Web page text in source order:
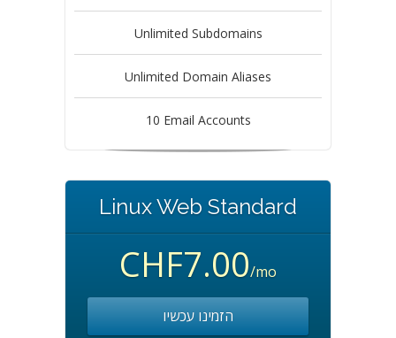
Unlimited Subdomains
Unlimited Domain Aliases
10 Email Accounts
Linux Web Standard
CHF7.00/mo
הזמינו עכשיו